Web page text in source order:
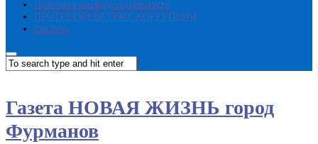
Политика конфиденциальности
ПРОТИВОДЕЙСТВИЕ КОРРУПЦИИ
Реклама
Газета НОВАЯ ЖИЗНЬ город
Фурманов